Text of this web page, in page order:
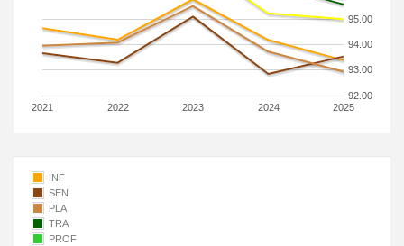
2021 2022 2023 2024 2025
92.00
93.00
94.00
95.00
INF
SEN
PLA
TRA
PROF